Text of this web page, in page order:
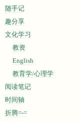
随手记
趣分享
文化学习
教资
English
教育学/心理学
阅读笔记
时间轴
折腾=-=